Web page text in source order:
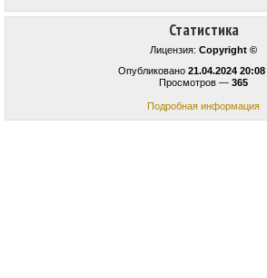
Статистика
Лицензия: Copyright ©
Опубликовано 21.04.2024 20:08
Просмотров — 365
Подробная информация